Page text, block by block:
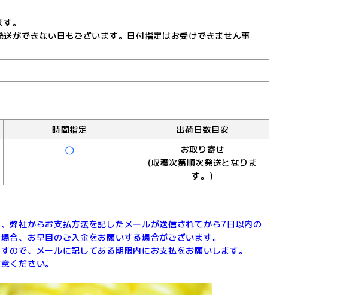
。
ができない日もございます。日付指定はお受けできません事
時間指定
出荷日数目安
お取り寄せ
(収穫次第順次発送となりま
す。)
弊社からお支払方法を記したメールが送信されてから7日以内の
、お早目のご入金をお願いする場合がございます。
で、メールに記してある期限内にお支払をお願いします。
ください。